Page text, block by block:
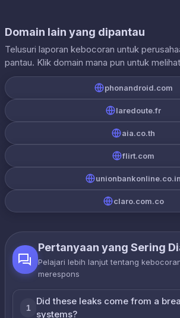
Domain lain yang dipantau
Telusuri laporan kebocoran untuk
pantau. Klik domain mana pun untuk
phonandroid.com
laredoute.fr
aia.co.th
flirt.com
unionbankonline.co.in
claro.com.co
Pertanyaan yang Sering
Pelajari lebih lanjut tentang
merespons
1
Did these leaks come from a
systems?